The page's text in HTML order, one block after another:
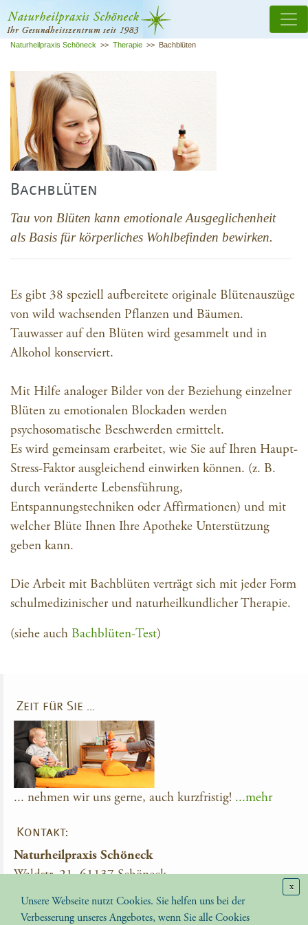
Naturheilpraxis Schöneck >> Therapie >> Bachblüten
Bachblüten
Tau von Blüten kann emotionale Ausgeglichenheit
als Basis für körperliches Wohlbefinden bewirken.
Es gibt 38 speziell aufbereitete originale Blütenauszüge
von wild wachsenden Pflanzen und Bäumen.
Tauwasser auf den Blüten wird gesammelt und in
Alkohol konserviert.
Mit Hilfe analoger Bilder von der Beziehung einzelner
Blüten zu emotionalen Blockaden werden
psychosomatische Beschwerden ermittelt.
Es wird gemeinsam erarbeitet, wie Sie auf Ihren Haupt-
Stress-Faktor ausgleichend einwirken können. (z. B.
durch veränderte Lebensführung,
Entspannungstechniken oder Affirmationen) und mit
welcher Blüte Ihnen Ihre Apotheke Unterstützung
geben kann.
Die Arbeit mit Bachblüten verträgt sich mit jeder Form
schulmedizinischer und naturheilkundlicher Therapie.
(siehe auch Bachblüten-Test)
Zeit für Sie …
... nehmen wir uns gerne, auch kurzfristig! ...mehr
Kontakt:
Naturheilpraxis Schöneck
Waldstr. 21, 61137 Schöneck
Tel.: 06187-91957
Email:info(at)naturheilpraxis-schoeneck.de
x
Unsere Webseite nutzt Cookies. Sie helfen uns bei der
Verbesserung unseres Angebotes, wenn Sie alle Cookies